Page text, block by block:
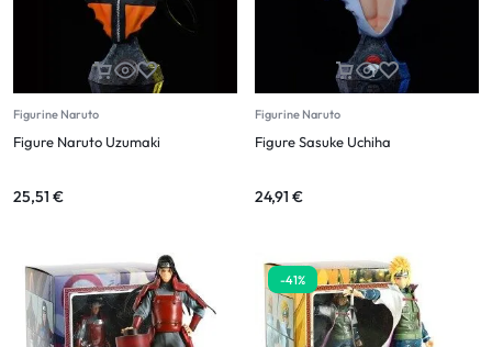
Figurine Naruto
Figure Naruto Uzumaki
25,51 €
Figurine Naruto
Figure Sasuke Uchiha
24,91 €
-41%